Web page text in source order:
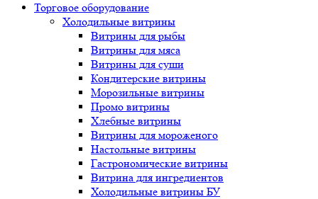
Торговое оборудованиe
Холодильные витрины
Витрины для рыбы
Витрины для мяса
Витрины для суши
Кондитерские витрины
Морозильные витрины
Промо витрины
Хлебные витрины
Витрины для мороженого
Настольные витрины
Гастрономические витрины
Витрина для ингредиентов
Холодильные витрины БУ